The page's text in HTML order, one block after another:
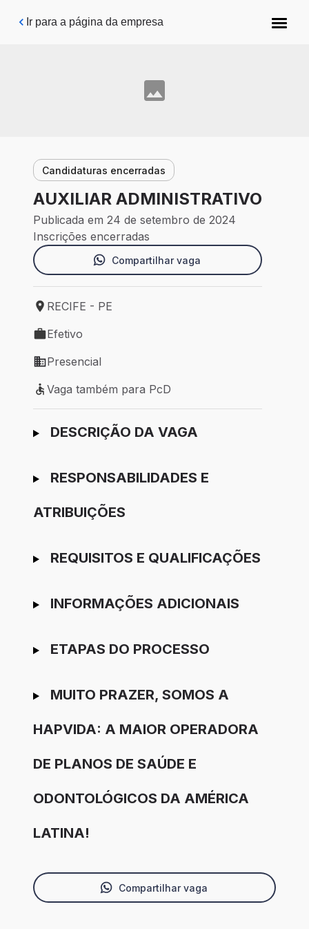
Pular para o conteúdo principal
Ir para a página da empresa
Candidaturas encerradas
AUXILIAR ADMINISTRATIVO
Publicada em 24 de setembro de 2024
Inscrições encerradas
Compartilhar vaga
Local de trabalho: RECIFE - PE
RECIFE - PE
Tipo de vaga: Efetivo
Efetivo
Modelo de trabalho: Presencial
Presencial
Vaga também para PcD
Vaga também para PcD
Ir para candidatura
DESCRIÇÃO DA VAGA
RESPONSABILIDADES E
ATRIBUIÇÕES
REQUISITOS E QUALIFICAÇÕES
INFORMAÇÕES ADICIONAIS
ETAPAS DO PROCESSO
MUITO PRAZER, SOMOS A
HAPVIDA: A MAIOR OPERADORA
DE PLANOS DE SAÚDE E
ODONTOLÓGICOS DA AMÉRICA
LATINA!
Compartilhar vaga